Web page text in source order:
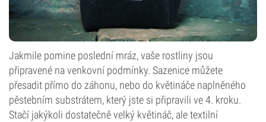
Jakmile pomine poslední mráz, vaše rostliny jsou
připravené na venkovní podmínky. Sazenice můžete
přesadit přímo do záhonu, nebo do květináče naplněného
pěstebním substrátem, který jste si připravili ve 4. kroku.
Stačí jakýkoli dostatečně velký květináč, ale textilní